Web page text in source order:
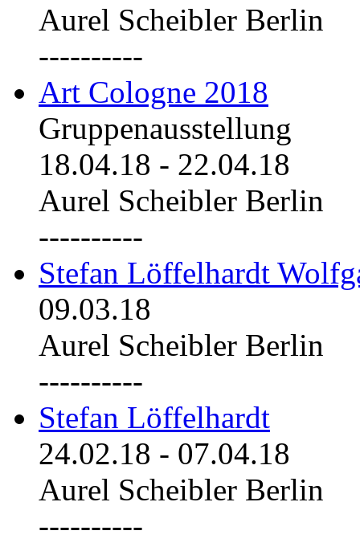
Aurel Scheibler Berlin
----------
Art Cologne 2018
Gruppenausstellung
18.04.18 - 22.04.18
Aurel Scheibler Berlin
----------
Stefan Löffelhardt
09.03.18
Aurel Scheibler Berlin
----------
Stefan Löffelhardt
24.02.18 - 07.04.18
Aurel Scheibler Berlin
----------